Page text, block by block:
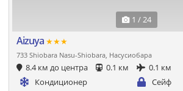
1 / 24
Aizuya ★★★
733 Shiobara Nasu-Shiobara, Насусиобара
8.4 км до центра 0.1 км
0.1 км
Кондиционер
Сейф